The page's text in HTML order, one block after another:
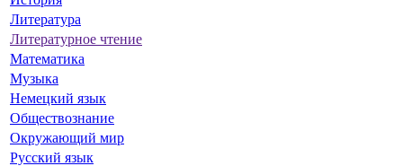
Литература
Литературное чтение
Математика
Музыка
Немецкий язык
Обществознание
Окружающий мир
Русский язык